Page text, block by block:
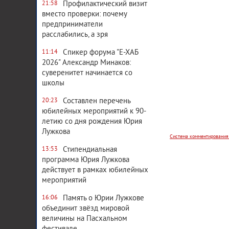
21:58
Профилактический визит
вместо проверки: почему
предприниматели
расслабились, а зря
11:14
Спикер форума "Е-ХАБ
2026" Александр Минаков:
суверенитет начинается со
школы
20:23
Составлен перечень
юбилейных мероприятий к 90-
летию со дня рождения Юрия
Лужкова
13:53
Стипендиальная
программа Юрия Лужкова
действует в рамках юбилейных
мероприятий
16:06
Память о Юрии Лужкове
объединит звёзд мировой
величины на Пасхальном